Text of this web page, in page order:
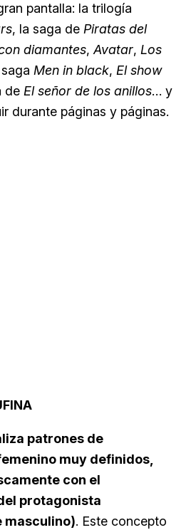
pantalla: la trilogía
, la saga de Piratas del
diamantes,Avatar, Los
Men in black, El show
de El señor de los anillos… y
durante páginas y páginas.
patrones de
muy definidos,
con el
protagonista
masculino). Este concepto